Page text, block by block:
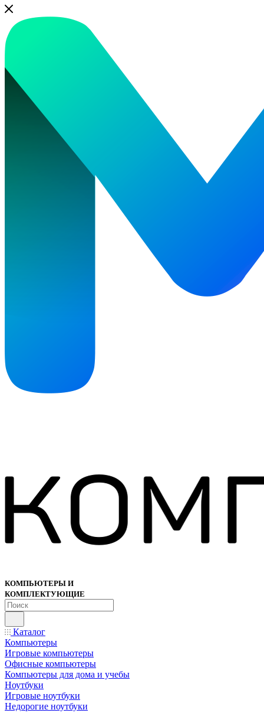
КОМПЬЮТЕРЫ И
КОМПЛЕКТУЮЩИЕ
Каталог
Компьютеры
Игровые компьютеры
Офисные компьютеры
Компьютеры для дома и учебы
Ноутбуки
Игровые ноутбуки
Недорогие ноутбуки